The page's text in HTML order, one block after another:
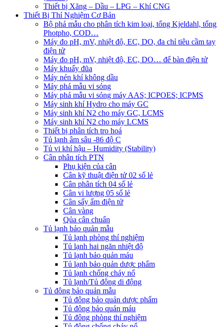
Thiết bị Xăng – Dầu – LPG – Khí CNG
Thiết Bị Thí Nghiệm Cơ Bản
Bộ phá mẫu cho phân tích kim loại, tổng Kjeldahl, tổng
Photpho, COD…
Máy đo pH, mV, nhiệt độ, EC, DO, đa chỉ tiêu cầm tay
điện tử
Máy đo pH, mV, nhiệt độ, EC, DO… để bàn điện tử
Máy khuấy đũa
Máy nén khí không dầu
Máy phá mẫu vi sóng
Máy phá mẫu vi sóng máy AAS; ICPOES; ICPMS
Máy sinh khí Hydro cho máy GC
Máy sinh khí N2 cho máy GC, LCMS
Máy sinh khí N2 cho máy LCMS
Thiết bị phân tích tro hoá
Tủ lạnh âm sâu -86 độ C
Tủ vi khí hậu – Humidity (Stability)
Cân phân tích PTN
Phụ kiện của cân
Cân kỹ thuật điện tử 02 số lẻ
Cân phân tích 04 số lẻ
Cân vi lượng 05 số lẻ
Cân sấy ẩm điện tử
Cân vàng
Qủa cân chuẩn
Tủ lạnh bảo quản mẫu
Tủ lạnh phòng thí nghiệm
Tủ lạnh hai ngăn nhiệt độ
Tủ lạnh bảo quản máu
Tủ lạnh bảo quản dược phẩm
Tủ lạnh chống cháy nổ
Tủ lạnh/Tủ đông di động
Tủ đông bảo quản mẫu
Tủ đông bảo quản dược phẩm
Tủ đông bảo quản máu
Tủ đông phòng thí nghiệm